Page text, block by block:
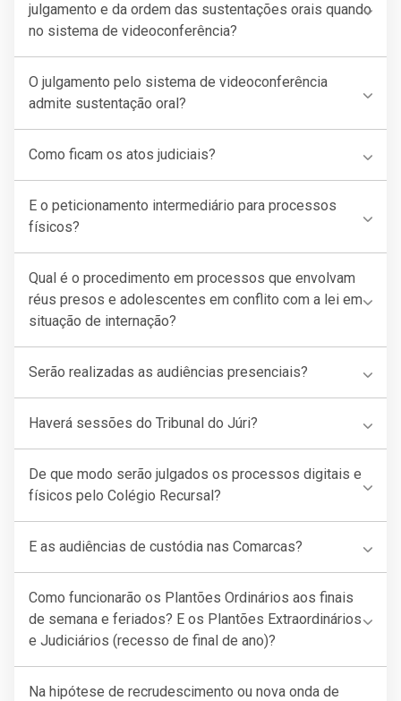
julgamento e da ordem das sustentações orais quando
no sistema de videoconferência?
O julgamento pelo sistema de videoconferência
admite sustentação oral?
Como ficam os atos judiciais?
E o peticionamento intermediário para processos
físicos?
Qual é o procedimento em processos que envolvam
réus presos e adolescentes em conflito com a lei em
situação de internação?
Serão realizadas as audiências presenciais?
Haverá sessões do Tribunal do Júri?
De que modo serão julgados os processos digitais e
físicos pelo Colégio Recursal?
E as audiências de custódia nas Comarcas?
Como funcionarão os Plantões Ordinários aos finais
de semana e feriados? E os Plantões Extraordinários
e Judiciários (recesso de final de ano)?
Na hipótese de recrudescimento ou nova onda de